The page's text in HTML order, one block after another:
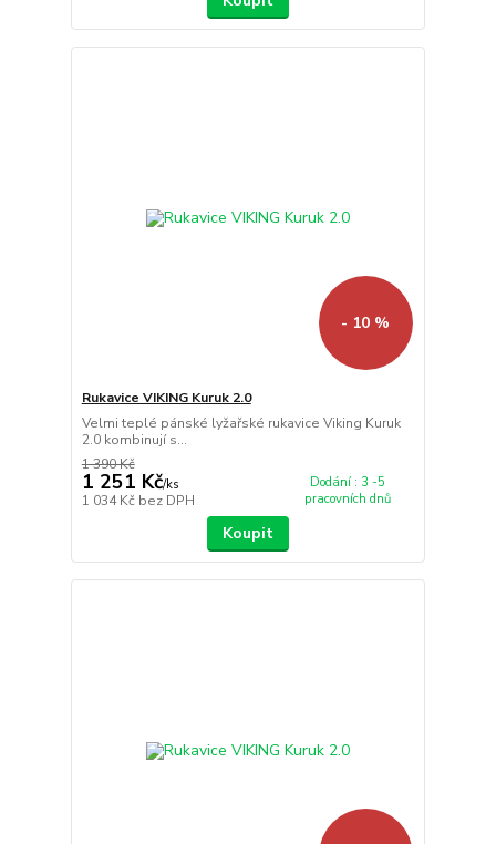
- 10 %
Rukavice VIKING Kuruk 2.0
Velmi teplé pánské lyžařské rukavice Viking Kuruk
2.0 kombinují s...
1 390 Kč
1 251 Kč/ks
1 034 Kč bez DPH
Dodání : 3 -5
pracovních dnů
Koupit